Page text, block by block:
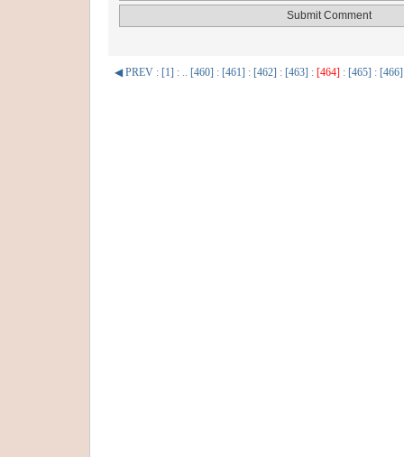
◀ PREV : [1] : .. [460] : [461] : [462] : [463] : [464] : [465] : [466]